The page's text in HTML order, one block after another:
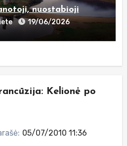
nuostabioji
19/06/2026
Kelionė po
05/07/2010 11:36